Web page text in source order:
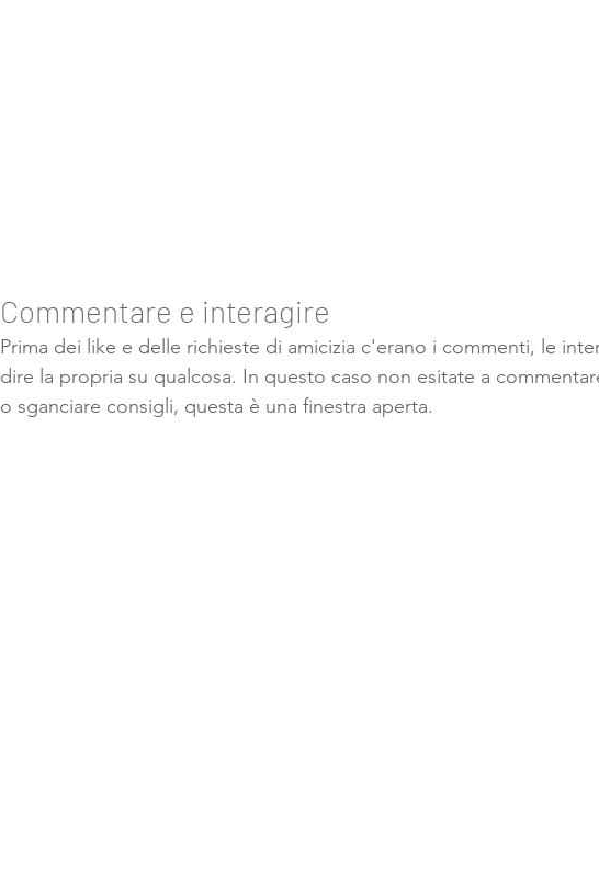
Commentare e interagire
Prima dei like e delle richieste di amicizia c'erano i commenti, le
dire la propria su qualcosa. In questo caso non esitate a
o sganciare consigli, questa è una finestra aperta.